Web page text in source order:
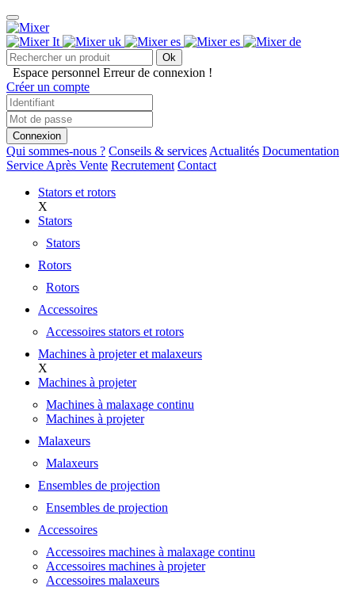
Ok
Espace personnel Erreur de connexion !
Créer un compte
Connexion
Qui sommes-nous ? Conseils & services Actualités Documentation
Service Après Vente Recrutement Contact
Stators et rotors
X
Stators
Stators
Rotors
Rotors
Accessoires
Accessoires stators et rotors
Machines à projeter et malaxeurs
X
Machines à projeter
Machines à malaxage continu
Machines à projeter
Malaxeurs
Malaxeurs
Ensembles de projection
Ensembles de projection
Accessoires
Accessoires machines à malaxage continu
Accessoires machines à projeter
Accessoires malaxeurs